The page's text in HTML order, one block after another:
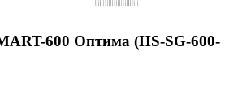
600 Оптима (HS-SG-600-